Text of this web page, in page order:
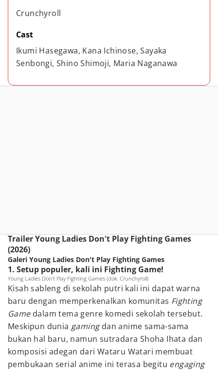
Crunchyroll
Cast
Ikumi Hasegawa, Kana Ichinose, Sayaka
Senbongi, Shino Shimoji, Maria Naganawa
Trailer Young Ladies Don't Play Fighting Games
(2026)
Galeri Young Ladies Don't Play Fighting Games
1. Setup populer, kali ini Fighting Game!
Young Ladies Don't Play Fighting Games (dok. Crunchyroll)
Kisah sableng di sekolah putri kali ini dapat warna
baru dengan memperkenalkan komunitas Fighting
Game dalam tema genre komedi sekolah tersebut.
Meskipun dunia gamingdan anime sama-sama
bukan hal baru, namun sutradara Shoha Ihata dan
komposisi adegan dari Wataru Watari membuat
pembukaan serial anime ini terasa begitu engaging